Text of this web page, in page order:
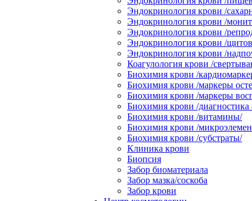
Эндокринология крови /
Эндокринология крови /
Эндокринология крови /
Эндокринология крови /
Эндокринология крови /
Коагулология крови /
Биохимия крови /
Биохимия крови /маркеры
Биохимия крови /маркеры
Биохимия крови /
Биохимия крови /витамины/
Биохимия крови /
Биохимия крови /субстраты/
Клиника крови
Биопсия
Забор биоматериала
Забор мазка/соскоба
Забор крови